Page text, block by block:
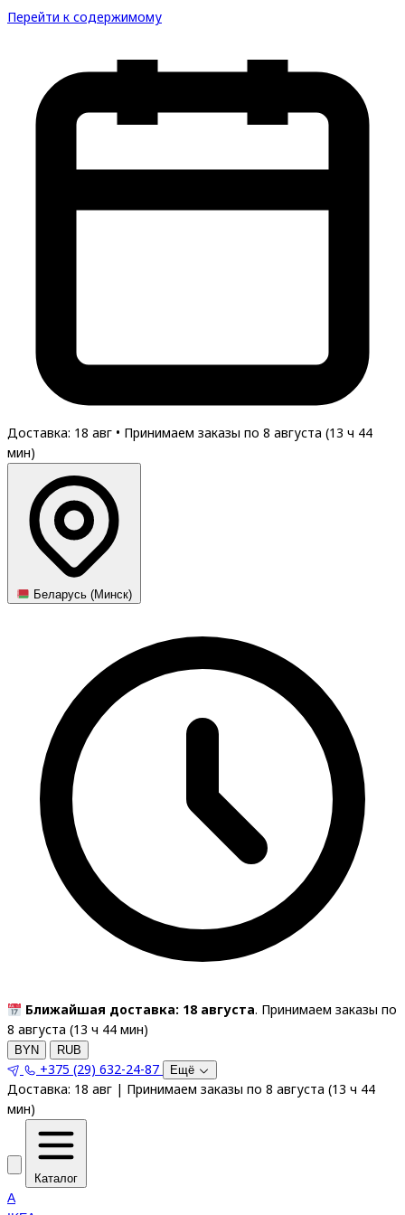
Перейти к содержимому
Доставка: 18 авг • Принимаем заказы по 8 августа (13 ч 44
мин)
Беларусь (Минск)
Ближайшая доставка: 18 августа. Принимаем заказы по
8 августа (13 ч 44 мин)
BYN RUB
+375 (29) 632-24-87 Ещё
Доставка: 18 авг | Принимаем заказы по 8 августа (13 ч 44
мин)
Каталог
A